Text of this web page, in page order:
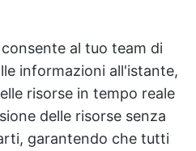
consente al tuo team di
informazioni all'istante,
risorse in tempo reale
delle risorse senza
garantendo che tutti